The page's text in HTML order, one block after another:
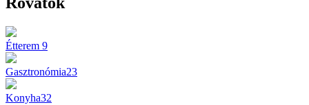
Étterem 9
Gasztronómia23
Konyha32